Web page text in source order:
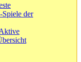
Spiele der